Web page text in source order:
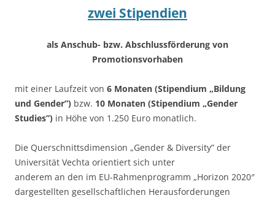
zwei Stipendien
als Anschub- bzw. Abschlussförderung von
Promotionsvorhaben
mit einer Laufzeit von 6 Monaten (Stipendium „Bildung
und Gender”) bzw. 10 Monaten (Stipendium „Gender
Studies”) in Höhe von 1.250 Euro monatlich.
Die Querschnittsdimension „Gender & Diversity” der
Universität Vechta orientiert sich unter
anderem an den im EU-Rahmenprogramm „Horizon 2020″
dargestellten gesell­schaftlichen Herausforderungen